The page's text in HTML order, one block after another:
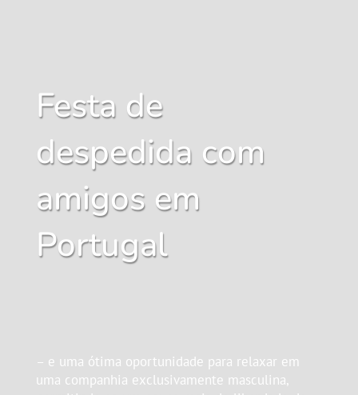
Festa de
despedida com
amigos em
Portugal
– e uma ótima oportunidade para relaxar em
uma companhia exclusivamente masculina,